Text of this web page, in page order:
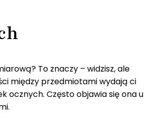
To znaczy – widzisz, ale
między przedmiotami wydają ci
ocznych. Często objawia się ona u